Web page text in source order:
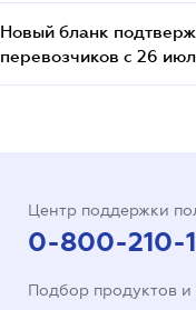
Новый бланк
перевозчиков с 26
Центр поддержки
0-800-210-
Подбор продуктов